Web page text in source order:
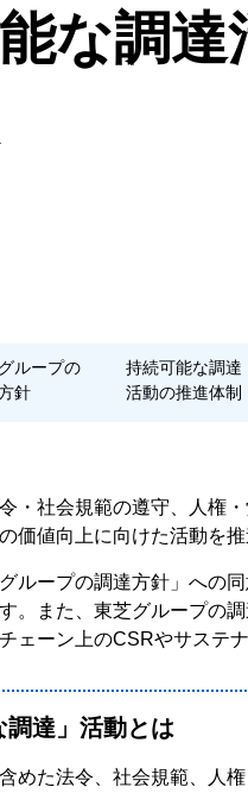
な調
ループの
針
持続可能な調達
活動の推進体制
・社会規範の遵守、人権
価値向上に向けた活動を推
ループの調達方針」への
。また、東芝グループの
ェーン上のCSRやサステ
調達」活動とは
めた法令、社会規範、人